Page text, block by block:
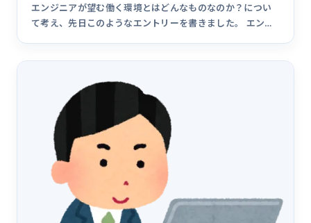
エンジニアが望む働く環境とはどんなものなのか？につい
て考え、先日このようなエントリーを書きました。 エンジ